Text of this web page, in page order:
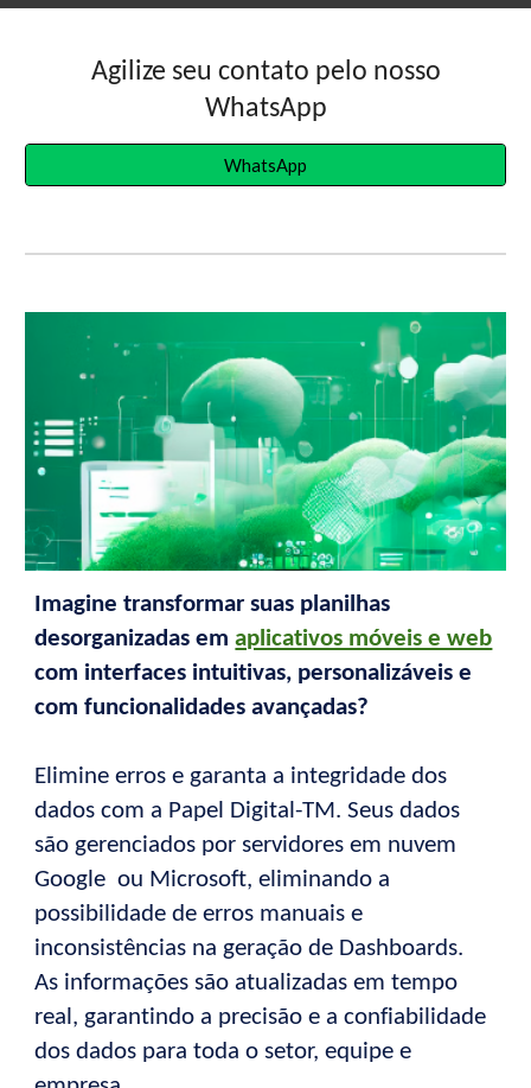
Agilize seu contato pelo nosso
WhatsApp
WhatsApp
Imagine transformar suas planilhas
desorganizadas emaplicativos móveis e web
com interfaces intuitivas, personalizáveis e
com funcionalidades avançadas?
Elimine erros e garanta a integridade dos
dados com a Papel Digital-TM. Seus dados
são gerenciados por servidores em nuvem
Google ou Microsoft, eliminando a
possibilidade de erros manuais e
inconsistências na geração de Dashboards.
As informações são atualizadas em tempo
real, garantindo a precisão e a confiabilidade
dos dados para toda o setor, equipe e